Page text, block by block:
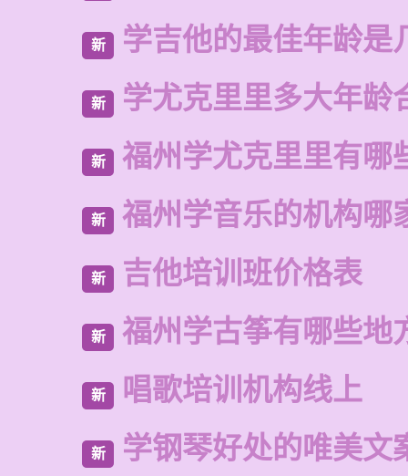
新 学吉他的最佳年龄是
新 学尤克里里多大年龄
新 福州学尤克里里有哪
新 福州学音乐的机构哪
新 吉他培训班价格表
新 福州学古筝有哪些地
新 唱歌培训机构线上
新 学钢琴好处的唯美文